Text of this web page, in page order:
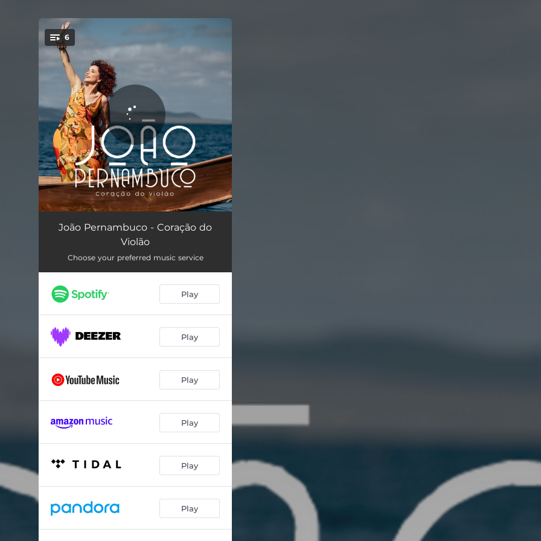
You're all set!
6
Sons de Carrilhões 03:46
Caminho do Sertão
Luar do Sertão 03:26
Raízes e Frutos
Graúna 03:41
João Pernambuco - Coração do
Violão
Choose your preferred music service
Play
Play
Play
Play
Play
Play